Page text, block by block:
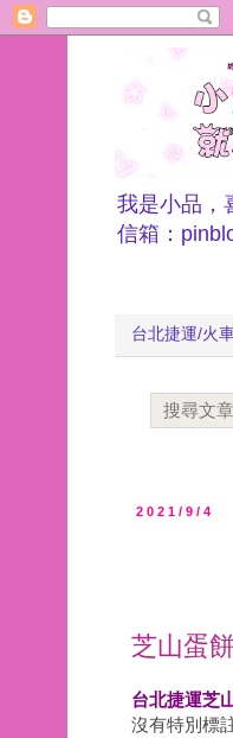
我是小品，
信箱：
台北捷運/火
2021/9/4
芝山蛋
台北捷運芝
沒有特別標